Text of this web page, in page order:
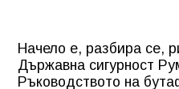
Начело е, разбира се,
Държавна сигурност
Ръководството на